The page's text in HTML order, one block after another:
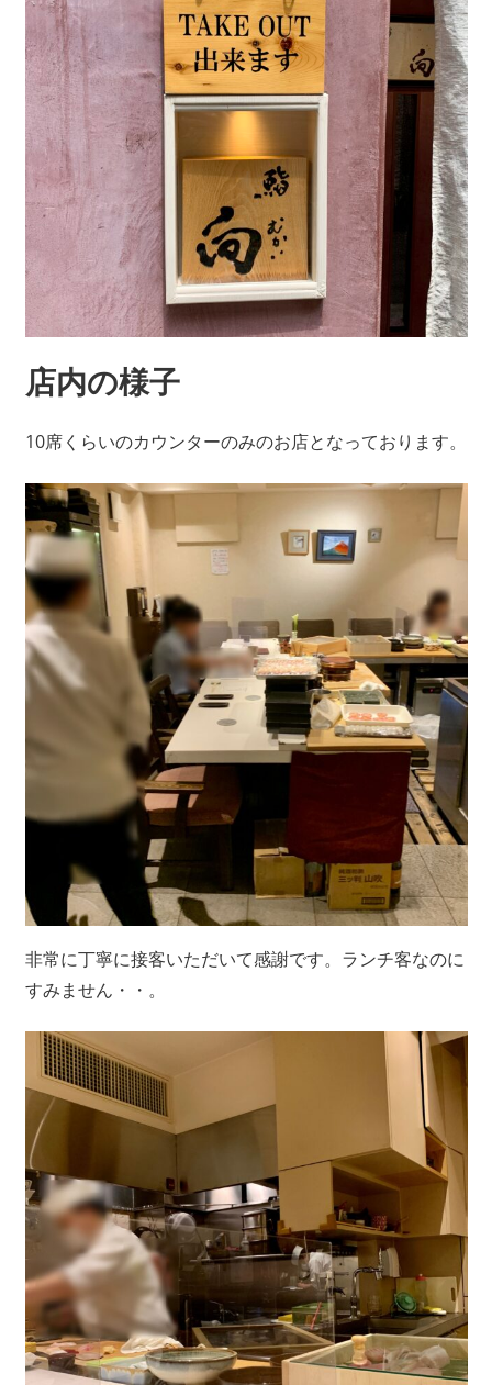
店内の様子
10席くらいのカウンターのみのお店となっております。
非常に丁寧に接客いただいて感謝です。ランチ客なのに
すみません・・。